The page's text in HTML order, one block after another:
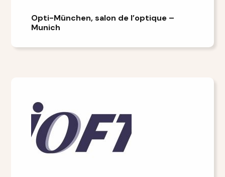
Opti-München, salon de l’optique –
Munich